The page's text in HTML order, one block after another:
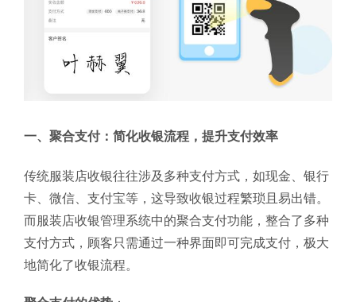
一、聚合支付：简化收银流程，提升支付效率
传统服装店收银往往涉及多种支付方式，如现金、银行
卡、微信、支付宝等，这导致收银过程繁琐且易出错。
而服装店收银管理系统中的聚合支付功能，整合了多种
支付方式，顾客只需通过一种界面即可完成支付，极大
地简化了收银流程。